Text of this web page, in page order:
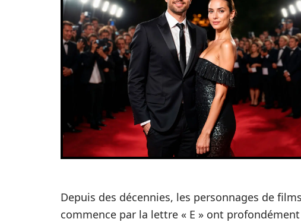
Depuis des décennies, les personnages de
commence par la lettre « E » ont